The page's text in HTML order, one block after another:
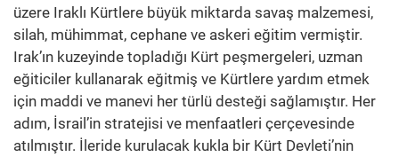
üzere Iraklı Kürtlere büyük miktarda savaş malzemesi,
silah, mühimmat, cephane ve askeri eğitim vermiştir.
Irak’ın kuzeyinde topladığı Kürt peşmergeleri, uzman
eğiticiler kullanarak eğitmiş ve Kürtlere yardım etmek
için maddi ve manevi her türlü desteği sağlamıştır. Her
adım, İsrail’in stratejisi ve menfaatleri çerçevesinde
atılmıştır. İleride kurulacak kukla bir Kürt Devleti’nin